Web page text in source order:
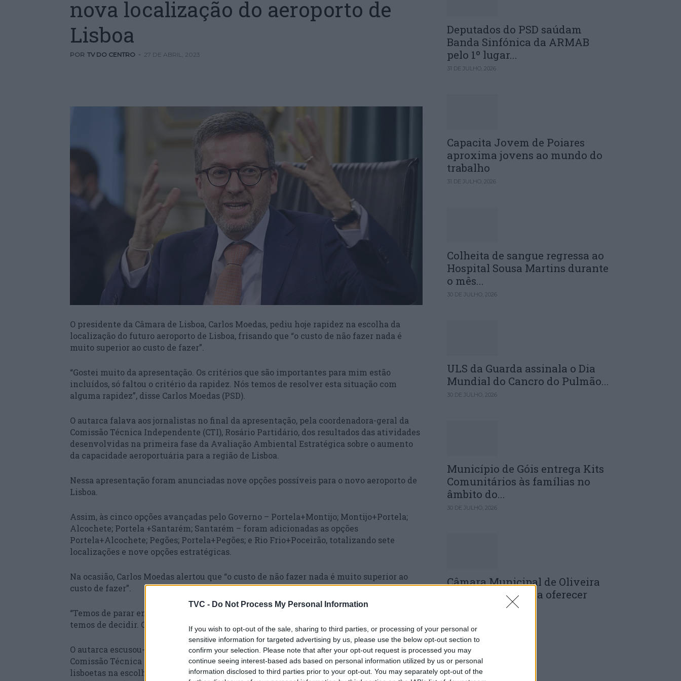
TVC - Do Not Process My Personal Information
If you wish to opt-out of the sale, sharing to third parties, or processing of your personal or
sensitive information for targeted advertising by us, please use the below opt-out section to
confirm your selection. Please note that after your opt-out request is processed you may
continue seeing interest-based ads based on personal information utilized by us or personal
information disclosed to third parties prior to your opt-out. You may separately opt-out of the
nova localização do aeroporto de
Lisboa
POR TV DO CENTRO - 27 DE ABRIL, 2023
O presidente da Câmara de Lisboa, Carlos Moedas, pediu hoje rapidez na escolha da
localização do futuro aeroporto de Lisboa, frisando que “o custo de não fazer nada é
muito superior ao custo de fazer”.
“Gostei muito da apresentação. Os critérios que são importantes para mim estão
incluídos, só faltou o critério da rapidez. Nós temos de resolver esta situação com
alguma rapidez”, disse Carlos Moedas (PSD).
O autarca falava aos jornalistas no final da apresentação, pela coordenadora-geral da
Comissão Técnica Independente (CTI), Rosário Partidário, dos resultados das atividades
desenvolvidas na primeira fase da Avaliação Ambiental Estratégica sobre o aumento
da capacidade aeroportuária para a região de Lisboa.
Nessa apresentação foram anunciadas nove opções possíveis para o novo aeroporto de
Lisboa.
Assim, às cinco opções avançadas pelo Governo – Portela+Montijo; Montijo+Portela;
Alcochete; Portela +Santarém; Santarém – foram adicionadas as opções
Portela+Alcochete; Pegões; Portela+Pegões; e Rio Frio+Poceirão, totalizando sete
localizações e nove opções estratégicas.
Na ocasião, Carlos Moedas alertou que “o custo de não fazer nada é muito superior ao
custo de fazer”.
“Temos de parar em Portugal de olhar para soluões, soluções, soluções e não decidir. Nós
temos de decidir. O custo de não decidir é enorme neste caso”, frisou.
O autarca escusou-se ainda a indicar a solução que prefere para não condicionar a
Comissão Técnica Independente, enumerando apenas os critérios importantes para os
lisboetas na escolha de um local para o futuro aeroporto: proximidade (20 a 30
Deputados do PSD saúdam
Banda Sinfónica da ARMAB
pelo 1º lugar...
31 DE JULHO, 2026
Capacita Jovem de Poiares
aproxima jovens ao mundo do
trabalho
31 DE JULHO, 2026
Colheita de sangue regressa ao
Hospital Sousa Martins durante
o mês...
30 DE JULHO, 2026
ULS da Guarda assinala o Dia
Mundial do Cancro do Pulmão...
30 DE JULHO, 2026
Município de Góis entrega Kits
Comunitários às famílias no
âmbito do...
30 DE JULHO, 2026
Câmara Municipal de Oliveira
do Hospital volta a oferecer
cadernos de...